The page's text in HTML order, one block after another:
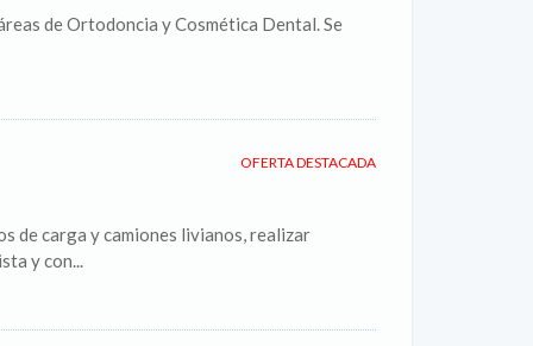
de Ortodoncia y Cosmética Dental. Se
OFERTA DESTACADA
de carga y camiones livianos, realizar
y con...